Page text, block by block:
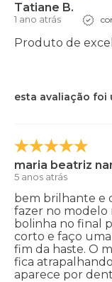
Tatiane B.
1 ano atrás
Produto de
esta avaliação foi
maria beatriz
5 anos atrás
bem brilhante e
fazer no
bolinha no final
corto e faço
fim da haste. O
fica
aparece por